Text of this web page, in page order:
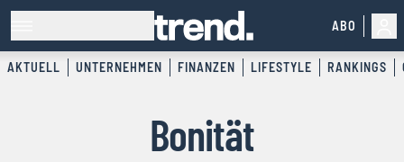
ABO
AKTUELL UNTERNEHMEN FINANZEN LIFESTYLE RANKINGS
Bonität